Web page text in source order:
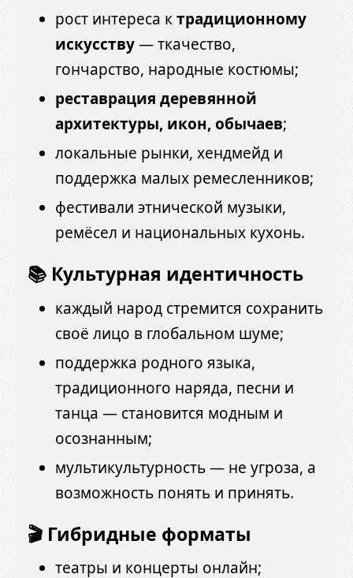
рост интереса ктрадиционному
искусству— ткачество,
гончарство, народные костюмы;
реставрация деревянной
архитектуры, икон, обычаев;
локальные рынки, хендмейд и
поддержка малых ремесленников;
фестивали этнической музыки,
ремёсел и национальных кухонь.
📚 Культурная идентичность
каждый народ стремится сохранить
своё лицо в глобальном шуме;
поддержка родного языка,
традиционного наряда, песни и
танца — становится модным и
осознанным;
мультикультурность — не угроза, а
возможность понять и принять.
🎬 Гибридные форматы
театры и концерты онлайн;